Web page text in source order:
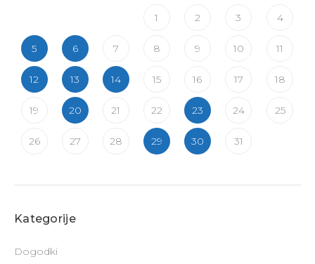
1 2 3 4
5 6 7 8 9 10 11
12 13 14 15 16 17 18
19 20 21 22 23 24 25
26 27 28 29 30 31
Kategorije
Dogodki